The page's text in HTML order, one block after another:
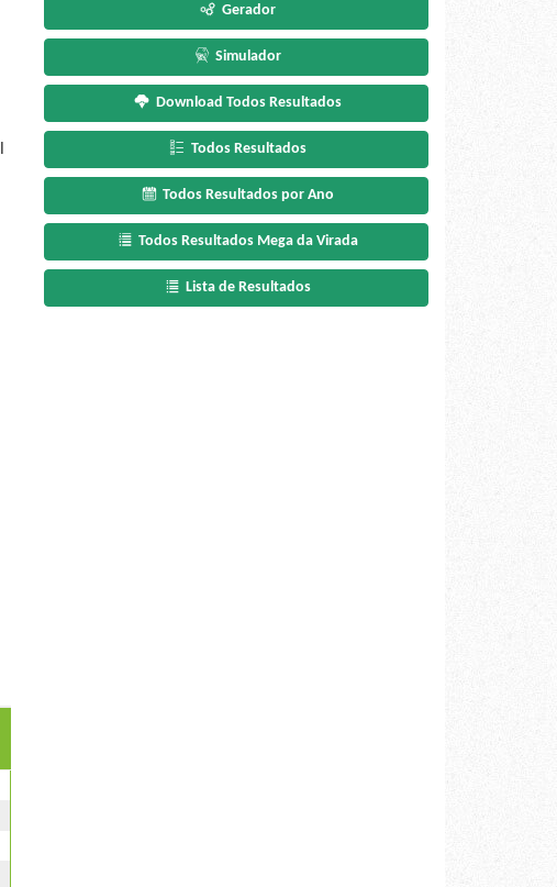
Gerador
Simulador
Download Todos Resultados
Todos Resultados
Todos Resultados por Ano
Todos Resultados Mega da Virada
Lista de Resultados